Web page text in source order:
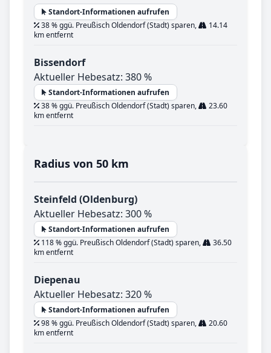
Standort-Informationen aufrufen
38 % ggü. Preußisch Oldendorf (Stadt) sparen,
14.14
km entfernt
Bissendorf
Aktueller Hebesatz: 380 %
Standort-Informationen aufrufen
38 % ggü. Preußisch Oldendorf (Stadt) sparen,
23.60
km entfernt
Radius von 50 km
Steinfeld (Oldenburg)
Aktueller Hebesatz: 300 %
Standort-Informationen aufrufen
118 % ggü. Preußisch Oldendorf (Stadt) sparen,
36.50
km entfernt
Diepenau
Aktueller Hebesatz: 320 %
Standort-Informationen aufrufen
98 % ggü. Preußisch Oldendorf (Stadt) sparen,
20.60
km entfernt